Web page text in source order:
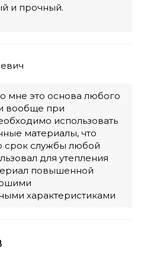
и прочный.
мне это основа любого
вообще при
использовать
материалы, что
срок службы любой
для утепления
повышенной
характеристиками